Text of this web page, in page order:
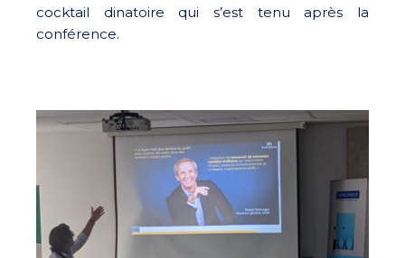
cocktail dinatoire qui s’est tenu après la
conférence.